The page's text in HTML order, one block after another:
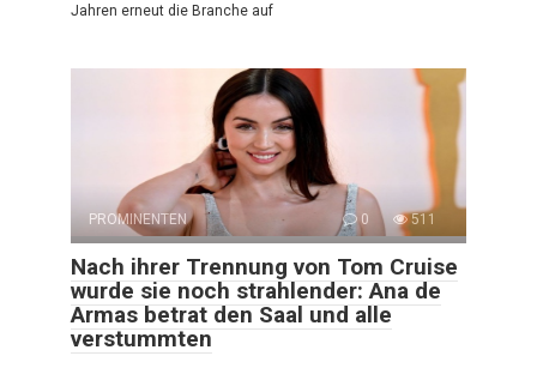
Jahren erneut die Branche auf
PROMINENTEN 0 511
Nach ihrer Trennung von Tom Cruise
wurde sie noch strahlender: Ana de
Armas betrat den Saal und alle
verstummten